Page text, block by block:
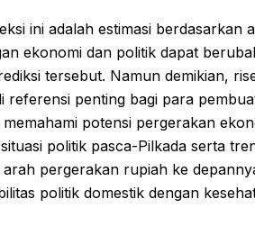
ini adalah estimasi berdasarkan
ekonomi dan politik dapat
tersebut. Namun demikian,
referensi penting bagi para
potensi pergerakan
politik pasca-Pilkada serta
pergerakan rupiah ke
politik domestik dengan